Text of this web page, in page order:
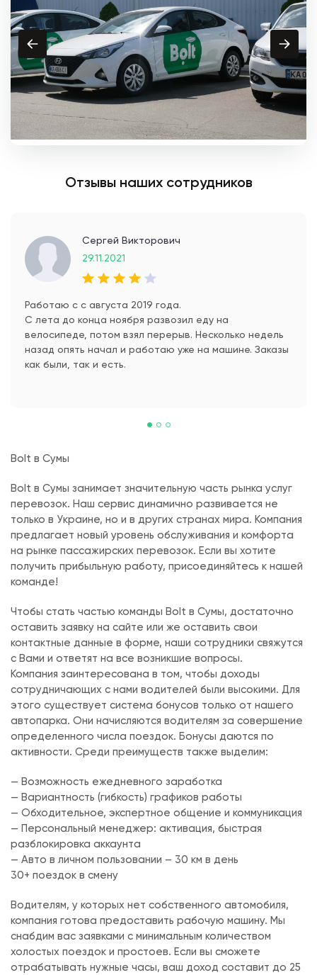
Отзывы наших сотрудников
Сергей Викторович
29.11.2021
Работаю с с августа 2019 года.
С лета до конца ноября развозил еду на
велосипеде, потом взял перерыв. Несколько недель
назад опять начал и работаю уже на машине. Заказы
как были, так и есть.
Bolt в Сумы
Bolt в Сумы занимает значительную часть рынка услуг
перевозок. Наш сервис динамично развивается не
только в Украине, но и в других странах мира. Компания
предлагает новый уровень обслуживания и комфорта
на рынке пассажирских перевозок. Если вы хотите
получить прибыльную работу, присоединяйтесь к нашей
команде!
Чтобы стать частью команды Bolt в Сумы, достаточно
оставить заявку на сайте или же оставить свои
контактные данные в форме, наши сотрудники свяжутся
с Вами и ответят на все возникшие вопросы.
Компания заинтересована в том, чтобы доходы
сотрудничающих с нами водителей были высокими. Для
этого существует система бонусов только от нашего
автопарка. Они начисляются водителям за совершение
определенного числа поездок. Бонусы даются по
активности. Среди преимуществ также выделим:
— Возможность ежедневного заработка
— Вариантность (гибкость) графиков работы
— Обходительное, экспертное общение и коммуникация
— Персональный менеджер: активация, быстрая
разблокировка аккаунта
— Авто в личном пользовании – 30 км в день
30+ поездок в смену
Водителям, у которых нет собственного автомобиля,
компания готова предоставить рабочую машину. Мы
снабдим вас заявками с минимальным количеством
холостых поездок и простоев. Если вы сможете
отрабатывать нужные часы, ваш доход составит до 25